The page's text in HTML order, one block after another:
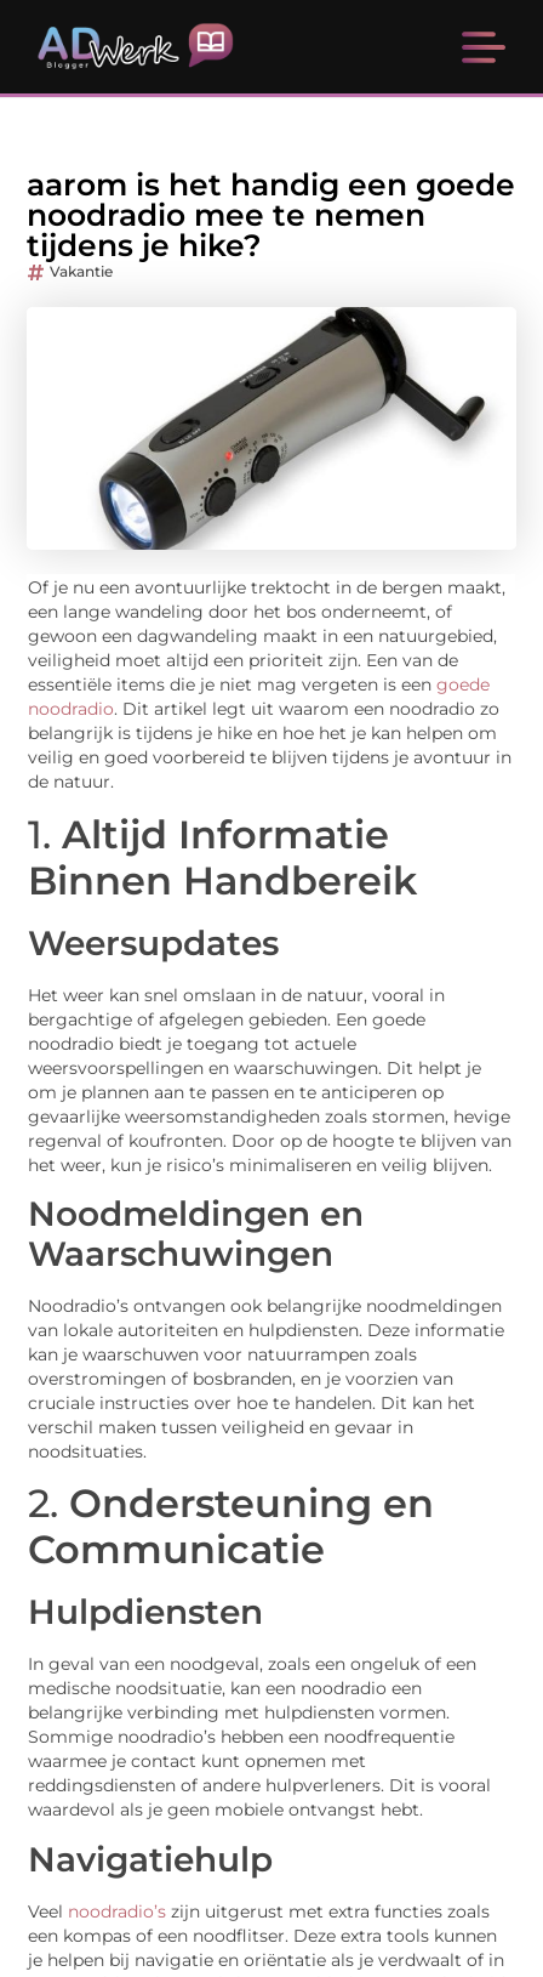
aarom is het handig een goede
noodradio mee te nemen
tijdens je hike?
Vakantie
Of je nu een avontuurlijke trektocht in de bergen maakt,
een lange wandeling door het bos onderneemt, of
gewoon een dagwandeling maakt in een natuurgebied,
veiligheid moet altijd een prioriteit zijn. Een van de
essentiële items die je niet mag vergeten is eengoede
noodradio. Dit artikel legt uit waarom een noodradio zo
belangrijk is tijdens je hike en hoe het je kan helpen om
veilig en goed voorbereid te blijven tijdens je avontuur in
de natuur.
1.Altijd Informatie
Binnen Handbereik
Weersupdates
Het weer kan snel omslaan in de natuur, vooral in
bergachtige of afgelegen gebieden. Een goede
noodradio biedt je toegang tot actuele
weersvoorspellingen en waarschuwingen. Dit helpt je
om je plannen aan te passen en te anticiperen op
gevaarlijke weersomstandigheden zoals stormen, hevige
regenval of koufronten. Door op de hoogte te blijven van
het weer, kun je risico’s minimaliseren en veilig blijven.
Noodmeldingen en
Waarschuwingen
Noodradio’s ontvangen ook belangrijke noodmeldingen
van lokale autoriteiten en hulpdiensten. Deze informatie
kan je waarschuwen voor natuurrampen zoals
overstromingen of bosbranden, en je voorzien van
cruciale instructies over hoe te handelen. Dit kan het
verschil maken tussen veiligheid en gevaar in
noodsituaties.
2. Ondersteuning en
Communicatie
Hulpdiensten
In geval van een noodgeval, zoals een ongeluk of een
medische noodsituatie, kan een noodradio een
belangrijke verbinding met hulpdiensten vormen.
Sommige noodradio’s hebben een noodfrequentie
waarmee je contact kunt opnemen met
reddingsdiensten of andere hulpverleners. Dit is vooral
waardevol als je geen mobiele ontvangst hebt.
Navigatiehulp
Veel noodradio’szijn uitgerust met extra functies zoals
een kompas of een noodflitser. Deze extra tools kunnen
je helpen bij navigatie en oriëntatie als je verdwaalt of in